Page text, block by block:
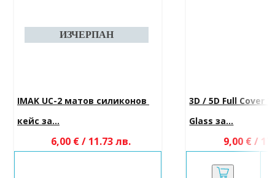
IMAK UC-2 матов силиконов
кейс за...
6,00 € / 11.73 лв.
3D / 5D Full Cover
Glass за...
9,00 € /